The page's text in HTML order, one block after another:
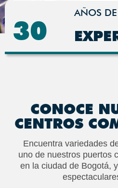
30
AÑOS DE
CONOCE
CENTROS
Encuentra variedades
uno de nuestros puertos
en la ciudad de Bogotá,